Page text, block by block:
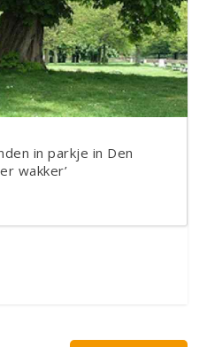
in parkje in Den
wakker’